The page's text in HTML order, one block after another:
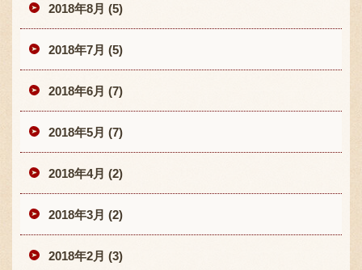
2018年8月 (5)
2018年7月 (5)
2018年6月 (7)
2018年5月 (7)
2018年4月 (2)
2018年3月 (2)
2018年2月 (3)